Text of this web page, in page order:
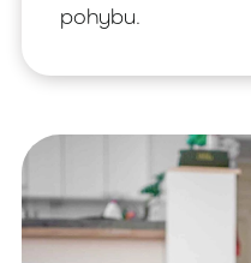
pohybu.